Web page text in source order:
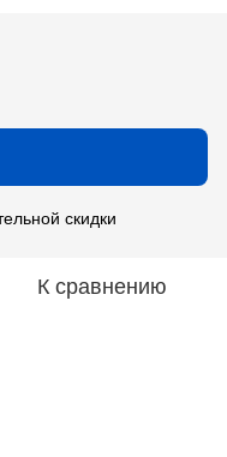
скидки
К сравнению